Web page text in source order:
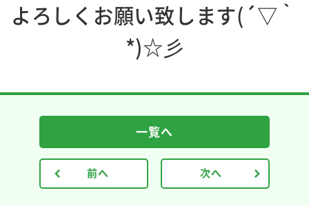
よろしくお願い致します(´▽｀
*)☆彡
前へ
一覧へ
次へ